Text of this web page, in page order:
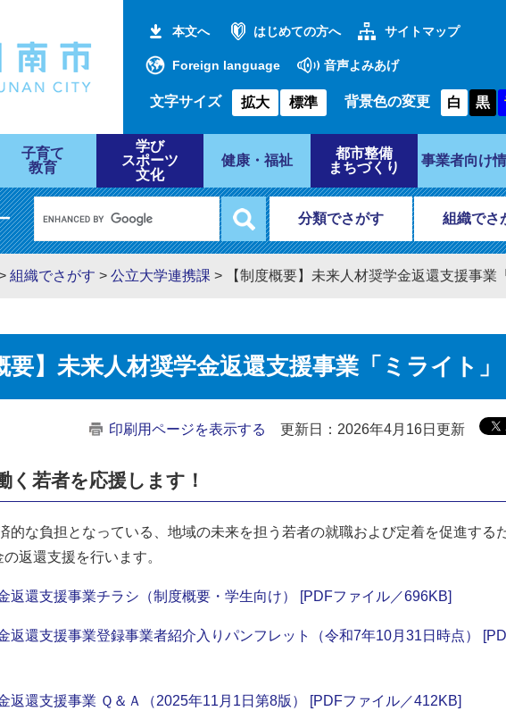
本文へ はじめての方へ サイトマップ
Foreign language 音声よみあげ
文字サイズ 拡大 標準 背景色の変更 白 黒
子育て
教育
学び
スポーツ
文化
健康・福祉
都市整備
まちづくり
事業者向け
分類でさがす 組織でさ
組織でさがす > 公立大学連携課 > 【制度概要】未来人材奨学金返還支援事業
要】未来人材奨学金返還支援事業「ミライト」
印刷用ページを表示する 更新日：2026年4月16日更新
く若者を応援します！
的な負担となっている、地域の未来を担う若者の就職および定着を促進する
返還支援を行います。
返還支援事業チラシ（制度概要・学生向け） [PDFファイル／696KB]
返還支援事業登録事業者紹介入りパンフレット（令和7年10月31日時点）
返還支援事業 Ｑ＆Ａ（2025年11月1日第8版） [PDFファイル／412KB]